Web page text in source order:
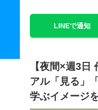
LINEで通知
【夜間×週3日
アル「見る」
学ぶイメージ